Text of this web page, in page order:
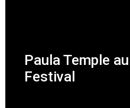
Paula Temple
Festival